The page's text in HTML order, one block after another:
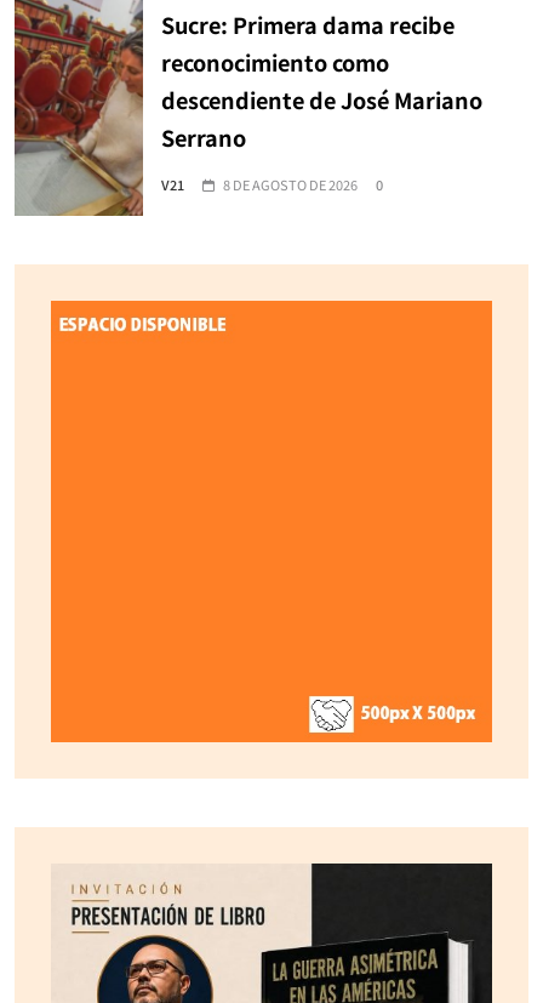
Sucre: Primera dama recibe
reconocimiento como
descendiente de José Mariano
Serrano
V21 8 DE AGOSTO DE 2026 0